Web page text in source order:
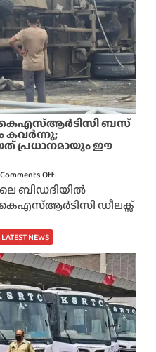
കെഎസ്ആർടിസി ബസ്
കവർന്നു;
പ്രധാനമായും ഈ
Comments Off
n
ദു
ഭൂ
മി
യി
ലും
ക്രൂ
ര
ത
ബിഡദിയിൽ
കെഎസ്ആർടിസി ഡീലക്സ്
LATEST NEWS